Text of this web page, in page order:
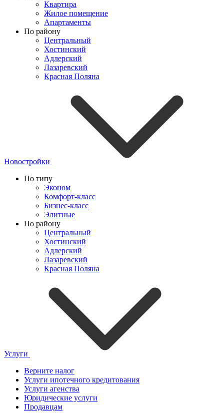
Квартира
Жилое помещение
Апартаменты
По району
Центральный
Хостинский
Адлерский
Лазаревский
Красная Поляна
Новостройки
По типу
Эконом
Комфорт-класс
Бизнес-класс
Элитные
По району
Центральный
Хостинский
Адлерский
Лазаревский
Красная Поляна
Услуги
Верните налог
Услуги ипотечного кредитования
Услуги агенства
Юридические услуги
Продавцам